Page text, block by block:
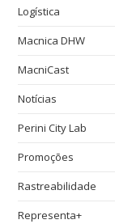
Logística
Macnica DHW
MacniCast
Notícias
Perini City Lab
Promoções
Rastreabilidade
Representa+